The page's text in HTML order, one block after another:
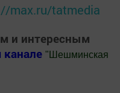
max.ru/tatmedia
и интересным
канале " Шешминская